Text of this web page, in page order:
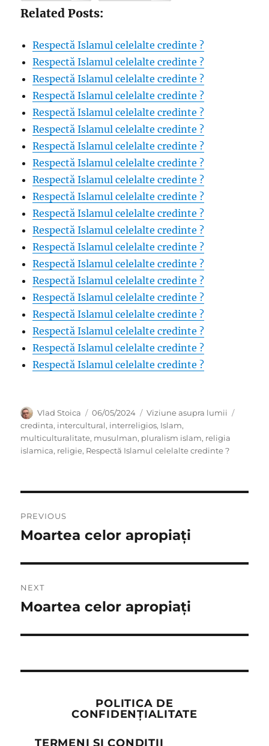
Related Posts:
Respectă Islamul celelalte credinte ?
Respectă Islamul celelalte credinte ?
Respectă Islamul celelalte credinte ?
Respectă Islamul celelalte credinte ?
Respectă Islamul celelalte credinte ?
Respectă Islamul celelalte credinte ?
Respectă Islamul celelalte credinte ?
Respectă Islamul celelalte credinte ?
Respectă Islamul celelalte credinte ?
Respectă Islamul celelalte credinte ?
Respectă Islamul celelalte credinte ?
Respectă Islamul celelalte credinte ?
Respectă Islamul celelalte credinte ?
Respectă Islamul celelalte credinte ?
Respectă Islamul celelalte credinte ?
Respectă Islamul celelalte credinte ?
Respectă Islamul celelalte credinte ?
Respectă Islamul celelalte credinte ?
Respectă Islamul celelalte credinte ?
Respectă Islamul celelalte credinte ?
Author
Vlad Stoica
Posted
on
06/05/2024 Categories
Viziune asupra lumii
credinta, intercultural, interreligios, Islam,
multiculturalitate, musulman, pluralism islam, religia
islamica, religie, Respectă Islamul celelalte credinte ?
navigation
PREVIOUS
Previous
Moartea celor apropiați
NEXT
Next
Moartea celor apropiați
POLITICA DE
CONFIDENȚIALITATE
TERMENI ȘI CONDIȚII